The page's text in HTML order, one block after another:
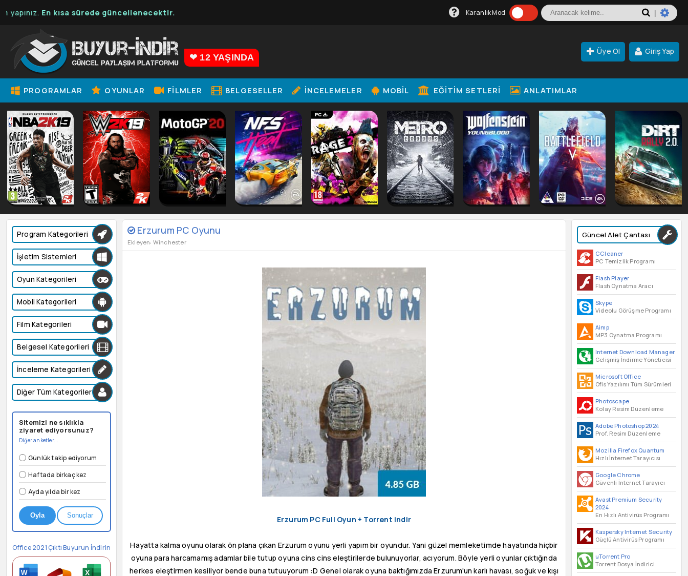
kısa sürede güncellenecektir. Karanlık Mod
❤ 12 YAŞINDA
Üye Ol Giriş Yap
PROGRAMLAR OYUNLAR FILMLER BELGESELLER İNCELEMELER MOBIL EĞITIM SETLERI ANLATIMLAR
Güncel Alet Çantası
CCleaner
PC Temizlik Programı
Flash Player
Flash Oynatma Aracı
Skype
Videolu Görüşme Programı
Aimp
MP3 Oynatma Programı
Internet Download Manager
Gelişmiş İndirme Yöneticisi
Microsoft Office
Ofis Yazılımı Tüm Sürümleri
Photoscape
Kolay Resim Düzenleme
Adobe Photoshop 2024
Prof. Resim Düzenleme
Mozilla Firefox Quantum
Hızlı İnternet Tarayıcısı
Google Chrome
Güvenli İnternet Tarayıcı
Avast Premium Security
2024
En Hızlı Antivirüs Programı
Kaspersky Internet Security
Güçlü Antivirüs Programı
uTorrent Pro
Torrent Dosya İndirici
Program Kategorileri
İşletim Sistemleri
Oyun Kategorileri
Mobil Kategorileri
Film Kategorileri
Belgesel Kategorileri
İnceleme Kategorileri
Diğer Tüm Kategoriler
Sitemizi ne sıklıkla
ziyaret ediyorsunuz?
Diğer anketler...
Günlük takip ediyorum
Haftada birkaç kez
Ayda yılda bir kez
Oyla Sonuçlar
Office 2021 Çıktı Buyurun İndirin
Erzurum PC Oyunu
Ekleyen: Winchester
Erzurum PC Full Oyun + Torrent indir
Hayatta kalma oyunu olarak ön plana çıkan Erzurum oyunu yerli yapım bir oyundur. Yani güzel memleketimde hayatında hiçbir
oyuna para harcamamış adamlar bile tutup oyuna cins cins eleştirilerde bulunuyorlar, acıyorum. Böyle yerli oyunlar çıktığında
herkes eleştirmen kesiliyor bende buna tutuuyorum :D Genel olarak oyuna baktığımızda Erzurum'un karlı havası, soğuk ve kışı